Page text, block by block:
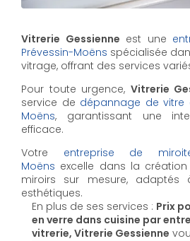
Vitrerie Gessienne est une
Prévessin-Moëns spécialisée
vitrage, offrant des services
Pour toute urgence, Vitrerie
service de dépannage de vitre
Moëns, garantissant une
efficace.
Votre entreprise de
Moëns excelle dans la
miroirs sur mesure,
esthétiques.
En plus de ses services : Prix
en verre dans cuisine par
vitrerie, Vitrerie Gessienne